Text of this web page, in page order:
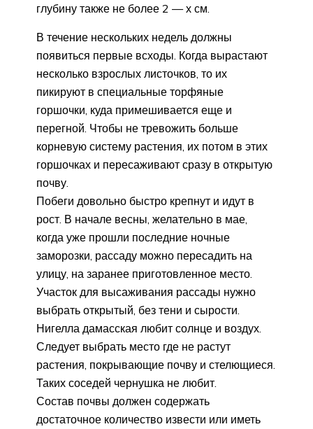
глубину также не более 2 — х см.
В течение нескольких недель должны
появиться первые всходы. Когда вырастают
несколько взрослых листочков, то их
пикируют в специальные торфяные
горшочки, куда примешивается еще и
перегной. Чтобы не тревожить больше
корневую систему растения, их потом в этих
горшочках и пересаживают сразу в открытую
почву.
Побеги довольно быстро крепнут и идут в
рост. В начале весны, желательно в мае,
когда уже прошли последние ночные
заморозки, рассаду можно пересадить на
улицу, на заранее приготовленное место.
Участок для высаживания рассады нужно
выбрать открытый, без тени и сырости.
Нигелла дамасская любит солнце и воздух.
Следует выбрать место где не растут
растения, покрывающие почву и стелющиеся.
Таких соседей чернушка не любит.
Состав почвы должен содержать
достаточное количество извести или иметь